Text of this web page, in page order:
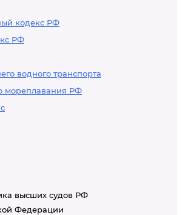
кодекс РФ
РФ
водного транспорта
мореплавания РФ
высших судов РФ
Федерации